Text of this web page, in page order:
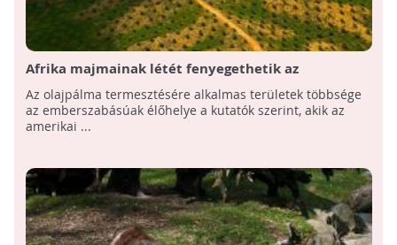
Afrika majmainak létét fenyegethetik az
olajpálma-ültetvények
Az olajpálma termesztésére alkalmas területek többsége
az emberszabásúak élőhelye a kutatók szerint, akik az
amerikai ...